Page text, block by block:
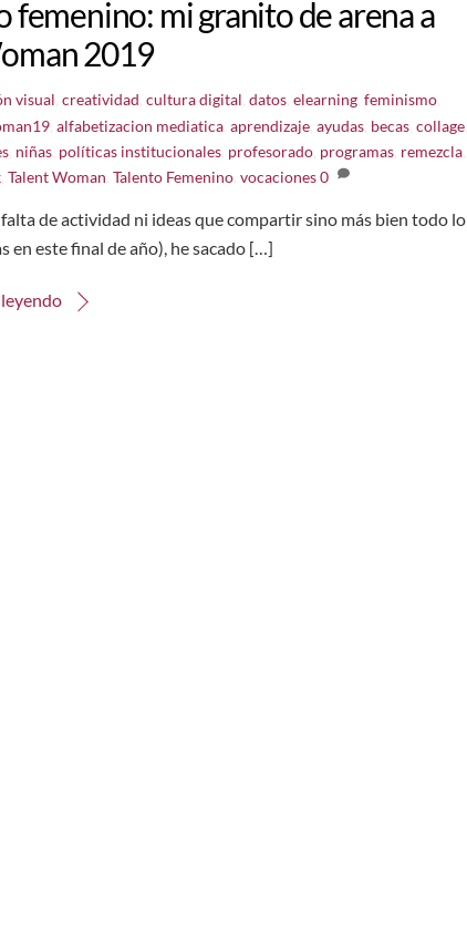
mi granito de arena a
2019
visual creatividad cultura digital datos, elearning, feminismo,
,alfabetizacion mediatica ,aprendizaje ,ayudas becas ,collage
, niñas, políticas institucionales, profesorado, programas, remezcla,
, Talent Woman Talento Femenino, vocaciones 0
de actividad ni ideas que compartir sino más bien todo lo
en este final de año), he sacado […]